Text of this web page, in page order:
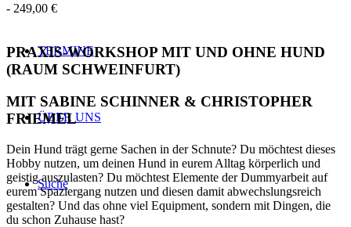
TERMINE
ÜBER UNS
Suche
- 249,00 €
PRAXIS-WORKSHOP MIT UND OHNE HUND
(RAUM SCHWEINFURT)
MIT SABINE SCHINNER & CHRISTOPHER
FRIEMEL
Dein Hund trägt gerne Sachen in der Schnute? Du möchtest dieses
Hobby nutzen, um deinen Hund in eurem Alltag körperlich und
geistig auszulasten? Du möchtest Elemente der Dummyarbeit auf
eurem Spaziergang nutzen und diesen damit abwechslungsreich
gestalten? Und das ohne viel Equipment, sondern mit Dingen, die
du schon Zuhause hast?